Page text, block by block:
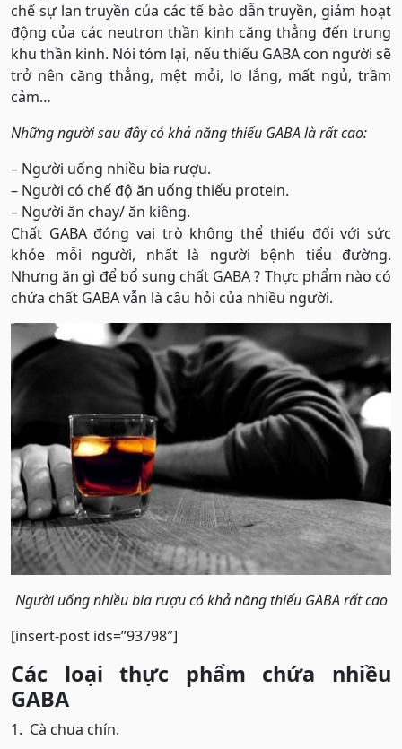
chế sự lan truyền của các tế bào dẫn truyền, giảm hoạt
động của các neutron thần kinh căng thẳng đến trung
khu thần kinh. Nói tóm lại, nếu thiếu GABA con người sẽ
trở nên căng thẳng, mệt mỏi, lo lắng, mất ngủ, trầm
cảm…
Những người sau đây có khả năng thiếu GABA là rất cao:
– Người uống nhiều bia rượu.
– Người có chế độ ăn uống thiếu protein.
– Người ăn chay/ ăn kiêng.
Chất GABA đóng vai trò không thể thiếu đối với sức
khỏe mỗi người, nhất là người bệnh tiểu đường.
Nhưng ăn gì để bổ sung chất GABA ? Thực phẩm nào có
chứa chất GABA vẫn là câu hỏi của nhiều người.
Người uống nhiều bia rượu có khả năng thiếu GABA rất cao
[insert-post ids=”93798″]
Các loại thực phẩm chứa nhiều
GABA
1. Cà chua chín.